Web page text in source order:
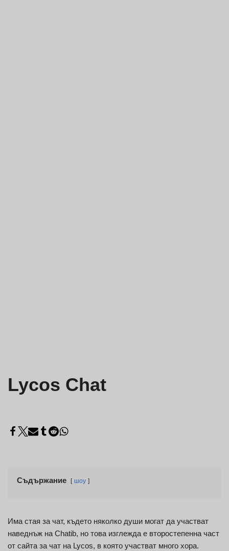
Lycos Chat
Съдържание шоу
Има стая за чат, където няколко души могат да участват
наведнъж на Chatib, но това изглежда е второстепенна част
от сайта за чат на Lycos, в която участват много хора.